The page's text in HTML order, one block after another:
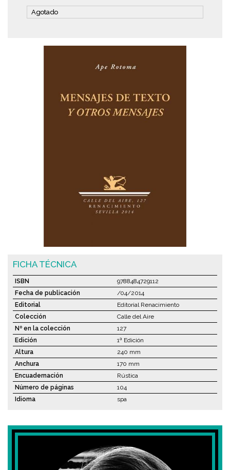
Agotado
FICHA TÉCNICA
ISBN
9788484729112
Fecha de publicación
/04/2014
Editorial
Editorial Renacimiento
Colección
Calle del Aire
Nº en la colección
127
Edición
1ª Edición
Altura
240 mm
Anchura
170 mm
Encuadernación
Rústica
Número de páginas
104
Idioma
spa